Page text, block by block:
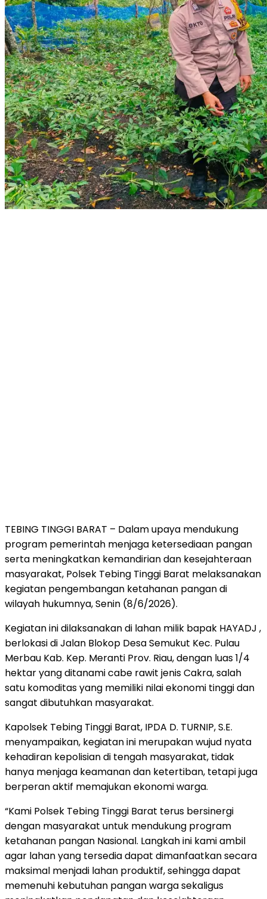
TEBING TINGGI BARAT – Dalam upaya mendukung
program pemerintah menjaga ketersediaan pangan
serta meningkatkan kemandirian dan kesejahteraan
masyarakat, Polsek Tebing Tinggi Barat melaksanakan
kegiatan pengembangan ketahanan pangan di
wilayah hukumnya, Senin (8/6/2026).
Kegiatan ini dilaksanakan di lahan milik bapak HAYADJ ,
berlokasi di Jalan Blokop Desa Semukut Kec. Pulau
Merbau Kab. Kep. Meranti Prov. Riau, dengan luas 1/4
hektar yang ditanami cabe rawit jenis Cakra, salah
satu komoditas yang memiliki nilai ekonomi tinggi dan
sangat dibutuhkan masyarakat.
Kapolsek Tebing Tinggi Barat, IPDA D. TURNIP, S.E.
menyampaikan, kegiatan ini merupakan wujud nyata
kehadiran kepolisian di tengah masyarakat, tidak
hanya menjaga keamanan dan ketertiban, tetapi juga
berperan aktif memajukan ekonomi warga.
“Kami Polsek Tebing Tinggi Barat terus bersinergi
dengan masyarakat untuk mendukung program
ketahanan pangan Nasional. Langkah ini kami ambil
agar lahan yang tersedia dapat dimanfaatkan secara
maksimal menjadi lahan produktif, sehingga dapat
memenuhi kebutuhan pangan warga sekaligus